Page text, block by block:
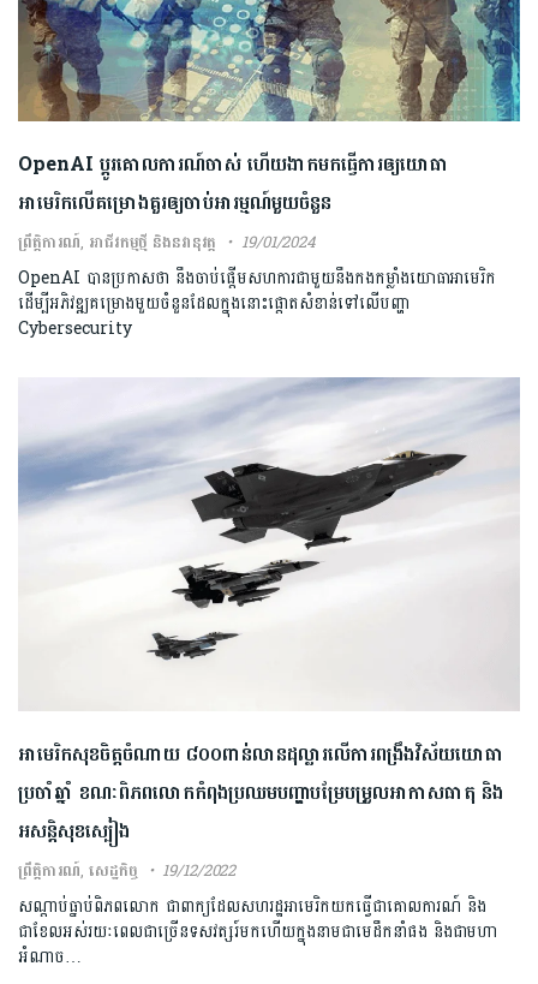
OpenAI ប្តូរគោលការណ៍ចាស់ ហើយងាកមកធ្វើការឲ្យយោធា
អាមេរិកលើគម្រោងគួរឲ្យចាប់អារម្មណ៍មួយចំនួន
ព្រឹត្តិការណ៍, អាជីវកម្មថ្មី និងនវានុវត្ត 19/01/2024
OpenAI បានប្រកាសថា នឹងចាប់ផ្តើមសហការជាមួយនឹងកងកម្លាំងយោធាអាមេរិក
ដើម្បីអភិវឌ្ឍគម្រោងមួយចំនួនដែលក្នុងនោះផ្តោតសំខាន់ទៅលើបញ្ហា
Cybersecurity
អាមេរិកសុខចិត្តចំណាយ ៨០០ពាន់លានដុល្លារលើការពង្រឹងវិស័យយោធា
ប្រចាំឆ្នាំ ខណៈពិភពលោកកំពុងប្រឈមបញ្ហាបម្រែបម្រួលអាកាសធាតុ និង
អសន្តិសុខស្បៀង
ព្រឹត្តិការណ៍,សេដ្ឋកិច្ច 19/12/2022
សណ្តាប់ធ្នាប់ពិភពលោក ជាពាក្យដែលសហរដ្ឋអាមេរិកយកធ្វើជាគោលការណ៍ និង
ជាខែលអស់រយៈពេលជាច្រើនទសវត្សរ៍មកហើយក្នុងនាមជាមេដឹកនាំផង និងជាមហា
អំណាច…